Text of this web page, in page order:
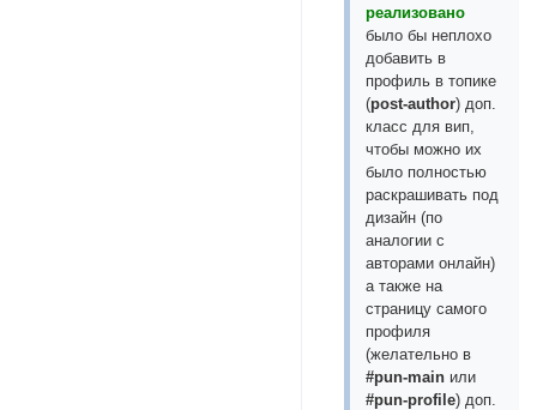
реализовано
было бы неплохо
добавить в
профиль в топике
(post-author) доп.
класс для вип,
чтобы можно их
было полностью
раскрашивать под
дизайн (по
аналогии с
авторами онлайн)
а также на
страницу самого
профиля
(желательно в
#pun-main или
#pun-profile) доп.